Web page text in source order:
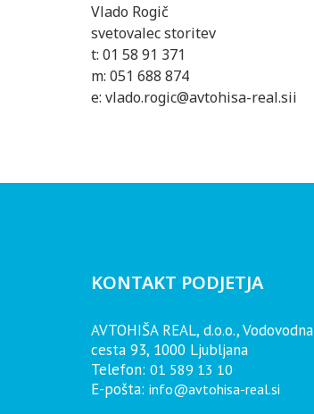
Vlado Rogič
svetovalec storitev
t: 01 58 91 371
m: 051 688 874
e: vlado.rogic@avtohisa-real.sii
KONTAKT PODJETJA
AVTOHIŠA REAL, d.o.o., Vodovodna
cesta 93, 1000 Ljubljana
Telefon: 01 589 13 10
E-pošta: info@avtohisa-real.si